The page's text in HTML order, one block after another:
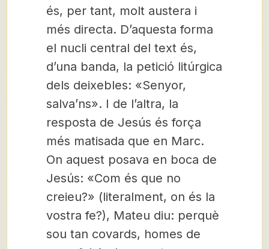
és, per tant, molt austera i
més directa. D’aquesta forma
el nucli central del text és,
d’una banda, la petició litúrgica
dels deixebles: «Senyor,
salva’ns». I de l’altra, la
resposta de Jesús és força
més matisada que en Marc.
On aquest posava en boca de
Jesús: «Com és que no
creieu?» (literalment, on és la
vostra fe?), Mateu diu: perquè
sou tan covards, homes de